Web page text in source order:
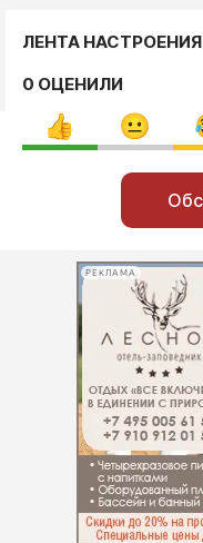
ЛЕНТА НАСТРОЕНИЯ
0 ОЦЕНИЛИ
РЕКЛАМА